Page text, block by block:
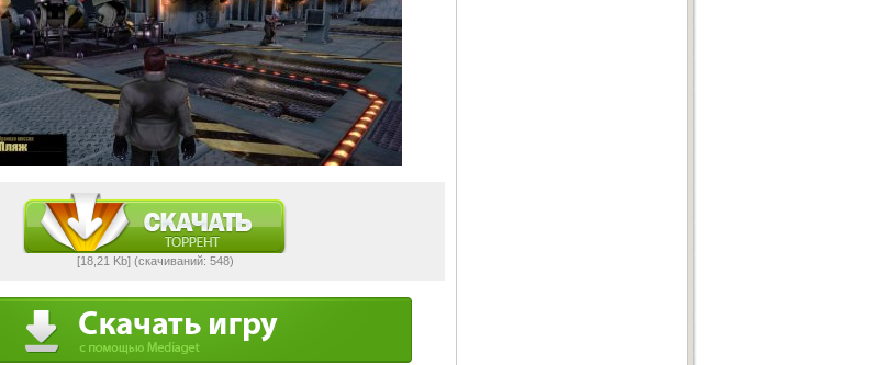
[18,21 Kb] (cкачиваний: 548)